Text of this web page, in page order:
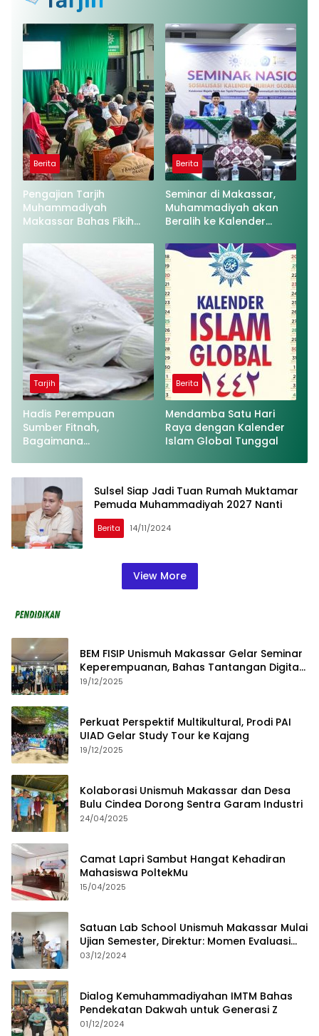
Berita
Pengajian Tarjih
Muhammadiyah
Makassar Bahas Fikih
Bertetangga
Berita
Seminar di Makassar,
Muhammadiyah akan
Beralih ke Kalender
Tarjih
Hadis Perempuan
Sumber Fitnah,
Bagaimana
Berita
Mendamba Satu Hari
Raya dengan Kalender
Islam Global Tunggal
Sulsel Siap Jadi Tuan Rumah Muktamar
Pemuda Muhammadiyah 2027 Nanti
Berita 14/11/2024
View More
BEM FISIP Unismuh Makassar Gelar Seminar
Keperempuanan, Bahas Tantangan Digital
dan Budaya Lokal
19/12/2025
Perkuat Perspektif Multikultural, Prodi PAI
UIAD Gelar Study Tour ke Kajang
19/12/2025
Kolaborasi Unismuh Makassar dan Desa
Bulu Cindea Dorong Sentra Garam Industri
24/04/2025
Camat Lapri Sambut Hangat Kehadiran
Mahasiswa PoltekMu
15/04/2025
Satuan Lab School Unismuh Makassar Mulai
Ujian Semester, Direktur: Momen Evaluasi
Proses Pembelajaran
03/12/2024
Dialog Kemuhammadiyahan IMTM Bahas
Pendekatan Dakwah untuk Generasi Z
01/12/2024